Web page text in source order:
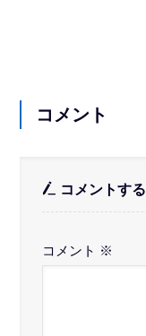
コメント
コメントする
コメント ※